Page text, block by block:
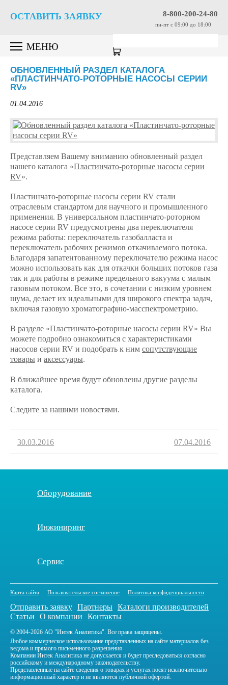
8-800-200-24-80
пн-пт c 09:00 до 18:00
ОСТАВИТЬ ЗАЯВКУ
МЕНЮ
ОБНОВЛЕННЫЙ РАЗДЕЛ КАТАЛОГА
«ПЛАСТИНЧАТО-РОТОРНЫЕ НАСОСЫ СЕРИИ
RV»
01.04.2016
Представляем Вашему вниманию обновленный раздел
нашего каталога «Пластинчато-роторные насосы серии
RV».
Пластинчато-роторные насосы серии RV стали
отраслевым стандартом для научного и промышленного
применения. В универсальном пластинчато-роторном
насосе серии RV предусмотрены два переключателя
режима работы: переключатель газобалласта и
переключатель рабочих режимов откачиваемого потока.
Благодаря запатентованному переключателю режима насос
можно использовать как для откачки больших потоков газа
так и для работы в режиме предельного вакуума с малым
газовым потоком. Все это, в сочетании с низким уровнем
шума, делает их идеальными для широкого спектра задач,
включая газовую хроматографию-масспектрометрию.
В разделе «Пластинчато-роторные насосы серии RV» Вы
можете подробно ознакомиться с характеристиками
насосов серии RV и подобрать к ним сопутствующие
товары и аксессуары.
В ближайшее время будут обновлены другие разделы
каталога.
Следите за нашими новостями.
30.03.2016 07.04.2016
Оборудование
Инжиниринг
Сервис
Карта сайта Пользовательское соглашение Политика конфиденциальности
Отправить заявку Партнеры Каталоги производителей
Статьи
О компании Контакты
© 2004-2026 АО "Интек Аналитика". Все права защищены.
Любое коммерческое использование представленных на сайте материалов без
ведома и прямого письменного разрешения
Компании Интек Аналитика не допускается и будет преследоваться согласно
российскому и международному законодательству.
Представленные на сайте сведения о товарах и услугах носят исключительно
информационный характер и не являются публичной офертой.